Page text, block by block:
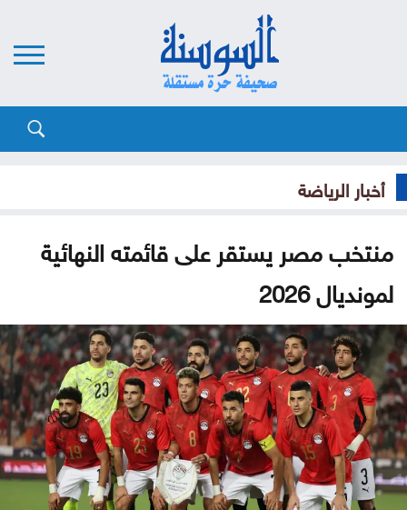
أخبار الرياضة
منتخب مصر يستقر على قائمته النهائية
لمونديال 2026